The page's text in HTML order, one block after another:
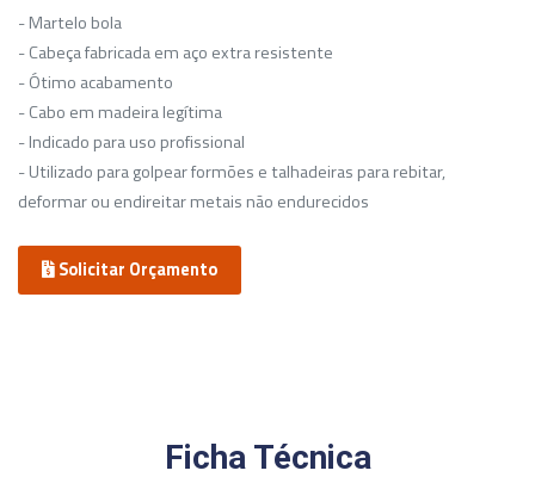
- Martelo bola
- Cabeça fabricada em aço extra resistente
- Ótimo acabamento
- Cabo em madeira legítima
- Indicado para uso profissional
- Utilizado para golpear formões e talhadeiras para rebitar,
deformar ou endireitar metais não endurecidos
Solicitar Orçamento
Ficha Técnica